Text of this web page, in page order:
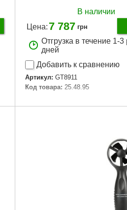
В наличии
Цена: 7 787 грн
Отгрузка в течение 1-3
дней
Добавить к сравнению
Артикул: GT8911
Код товара: 25.48.95
Подробнее...